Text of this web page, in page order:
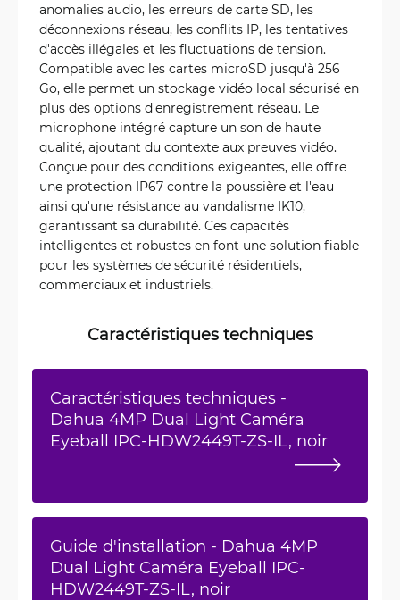
anomalies audio, les erreurs de carte SD, les
déconnexions réseau, les conflits IP, les tentatives
d'accès illégales et les fluctuations de tension.
Compatible avec les cartes microSD jusqu'à 256
Go, elle permet un stockage vidéo local sécurisé en
plus des options d'enregistrement réseau. Le
microphone intégré capture un son de haute
qualité, ajoutant du contexte aux preuves vidéo.
Conçue pour des conditions exigeantes, elle offre
une protection IP67 contre la poussière et l'eau
ainsi qu'une résistance au vandalisme IK10,
garantissant sa durabilité. Ces capacités
intelligentes et robustes en font une solution fiable
pour les systèmes de sécurité résidentiels,
commerciaux et industriels.
Caractéristiques techniques
Caractéristiques techniques -
Dahua 4MP Dual Light Caméra
Eyeball IPC-HDW2449T-ZS-IL, noir
Guide d'installation - Dahua 4MP
Dual Light Caméra Eyeball IPC-
HDW2449T-ZS-IL, noir